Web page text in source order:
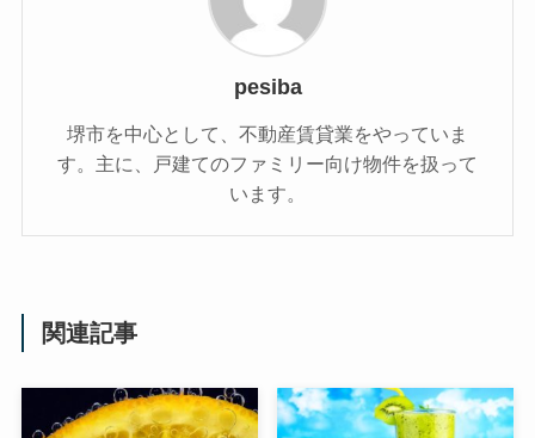
pesiba
堺市を中心として、不動産賃貸業をやっていま
す。主に、戸建てのファミリー向け物件を扱って
います。
関連記事